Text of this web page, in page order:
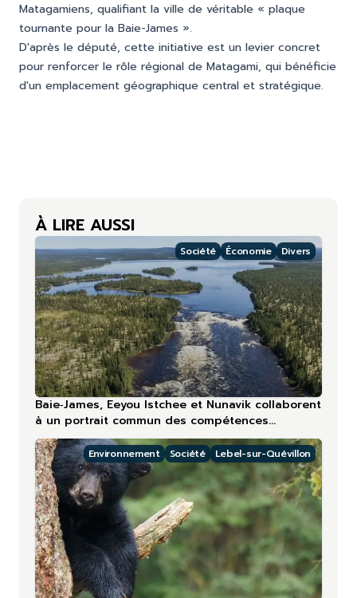
Matagamiens, qualifiant la ville de véritable « plaque
tournante pour la Baie-James ».
D'après le député, cette initiative est un levier concret
pour renforcer le rôle régional de Matagami, qui bénéficie
d'un emplacement géographique central et stratégique.
À LIRE AUSSI
Société Économie Divers
Baie‑James, Eeyou Istchee et Nunavik collaborent
à un portrait commun des compétences
touristiques
Environnement Société Lebel-sur-Quévillon